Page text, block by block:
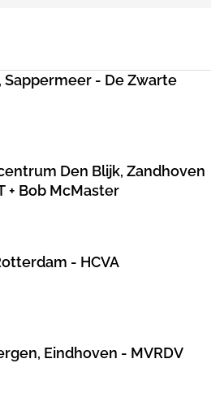
Sappermeer - De Zwarte
Den Blijk, Zandhoven
+ Bob McMaster
- HCVA
Eindhoven - MVRDV